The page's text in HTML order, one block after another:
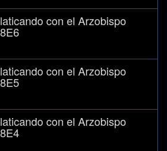
con el Arzobispo
con el Arzobispo
con el Arzobispo